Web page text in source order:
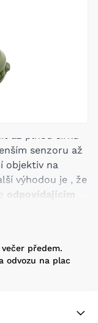
až plnou šířku
senzoru až
objektiv na
výhodou je , že
odpovídajícím
důležitá
svou
zůstává
předem.
odvozu na plac